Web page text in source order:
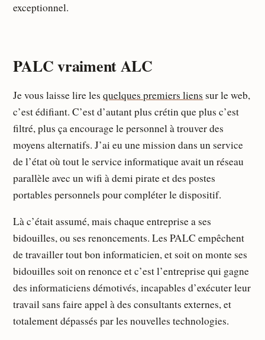
exceptionnel.
PALC vraiment ALC
Je vous laisse lire lesquelques premiers liens sur le web,
c’est édifiant. C’est d’autant plus crétin que plus c’est
filtré, plus ça encourage le personnel à trouver des
moyens alternatifs. J’ai eu une mission dans un service
de l’état où tout le service informatique avait un réseau
parallèle avec un wifi à demi pirate et des postes
portables personnels pour compléter le dispositif.
Là c’était assumé, mais chaque entreprise a ses
bidouilles, ou ses renoncements. Les PALC empêchent
de travailler tout bon informaticien, et soit on monte ses
bidouilles soit on renonce et c’est l’entreprise qui gagne
des informaticiens démotivés, incapables d’exécuter leur
travail sans faire appel à des consultants externes, et
totalement dépassés par les nouvelles technologies.